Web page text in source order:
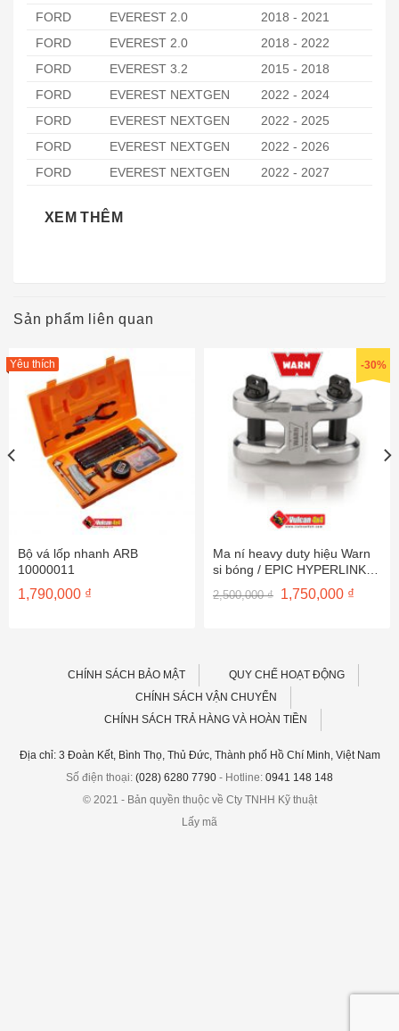
FORD
EVEREST 2.0
2018 - 2021
FORD
EVEREST 2.0
2018 - 2022
FORD
EVEREST 3.2
2015 - 2018
FORD
EVEREST NEXTGEN
2022 - 2024
FORD
EVEREST NEXTGEN
2022 - 2025
FORD
EVEREST NEXTGEN
2022 - 2026
FORD
EVEREST NEXTGEN 2022 - 2027
Sản phẩm liên quan
Yêu thích
Bộ vá lốp nhanh ARB
10000011
1,790,000 ₫
-30%
Ma ní heavy duty hiệu Warn
si bóng / EPIC HYPERLINK
(POLISHED) 100945
2,500,000₫ Giá
gốc
1,750,000 ₫Giá
CHÍNH SÁCH BẢO MẬT
QUY CHẾ HOẠT ĐỘNG
CHÍNH SÁCH VẬN CHUYỂN
CHÍNH SÁCH TRẢ HÀNG VÀ HOÀN TIỀN
Địa chỉ: 3 Đoàn Kết, Bình Thọ, Thủ Đức, Thành phố Hồ Chí Minh, Việt Nam
Số điện thoại: (028) 6280 7790 - Hotline: 0941 148 148
© 2021 - Bản quyền thuộc về Cty TNHH Kỹ thuật
Lấy mã